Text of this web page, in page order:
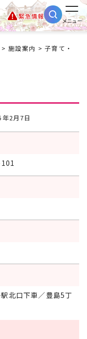
緊急情報
メニュー
> 施設案内 >子育て・
2月7日
北口下車／豊島5丁